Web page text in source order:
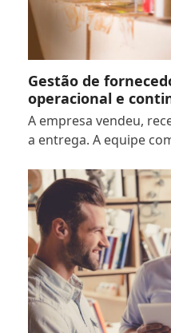
Gestão de
operacional e
A empresa vendeu,
a entrega. A equipe